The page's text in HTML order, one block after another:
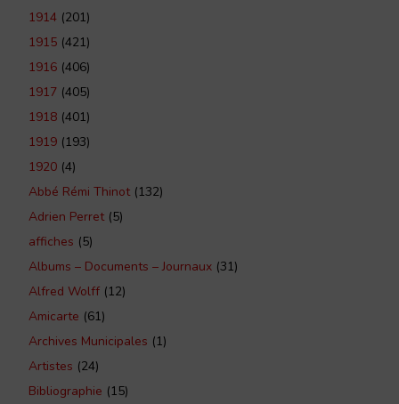
1914 (201)
1915 (421)
1916 (406)
1917 (405)
1918 (401)
1919 (193)
1920 (4)
Abbé Rémi Thinot(132)
Adrien Perret(5)
affiches (5)
Albums – Documents – Journaux (31)
Alfred Wolff (12)
Amicarte (61)
Archives Municipales (1)
Artistes (24)
Bibliographie (15)